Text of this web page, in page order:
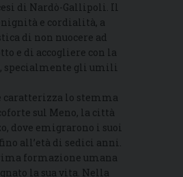
di Nardò-Gallipoli. Il
e cordialità, a
di non nuocere ad
e di accogliere con la
specialmente gli umili
caratterizza lo stemma
sul Meno, la città
dove emigrarono i suoi
all’età di sedici anni.
formazione umana
la sua vita. Nella